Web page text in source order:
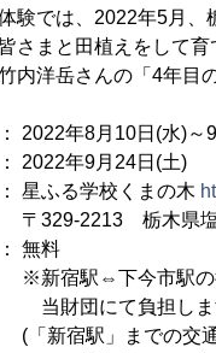
験では、2022年5月
さまと田植えをして育
内洋岳さんの「4年目
年8月10日(水)～9
年9月24日(土)
ふる学校くまの木
栃木県塩谷郡
無料
今市駅の往復
て負担します
までの交通費は